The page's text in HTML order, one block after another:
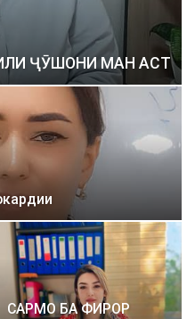
ҶӮШОНИ МАН АСТ
САРМО БА ФИРОР